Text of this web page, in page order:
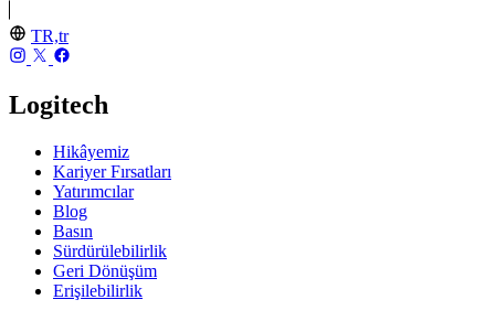
TR,tr
Logitech
Hikâyemiz
Kariyer Fırsatları
Yatırımcılar
Blog
Basın
Sürdürülebilirlik
Geri Dönüşüm
Erişilebilirlik